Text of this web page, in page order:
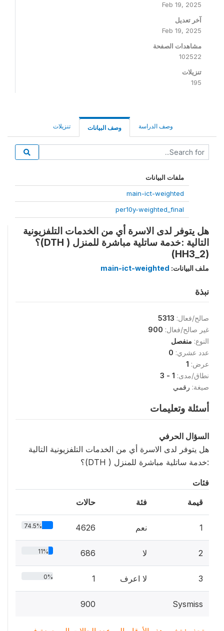
Feb 19, 2025
آخر تعديل
Feb 19, 2025
مشاهدات الصفحة
102522
تنزيلات
195
وصف الدراسة وصف البيانات تنزيلات
ملفات البيانات
main-ict-weighted
per10y-weighted_final
هل يتوفر لدى الاسرة أي من الخدمات التلفزيونية
التالية :خدمة ساتلية مباشرة للمنزل ( DTH)؟
(HH3_2)
ملف البيانات: main-ict-weighted
نبذة
صالح/فعال: 5313
غير صالح/فعال: 900
النوع: منفصل
عدد عشري: 0
عرض: 1
نطاق/مدى: 1 - 3
صيغة: رقمي
أسئلة وتعليمات
السؤال الحرفي
هل يتوفر لدى الاسرة أي من الخدمات التلفزيونية التالية
:خدمة ساتلية مباشرة للمنزل ( DTH)؟
فئات
قيمة فئة حالات
1 نعم 4626
74.5%
2 لا 686
11%
3 لا اعرف 1
0%
Sysmiss
900